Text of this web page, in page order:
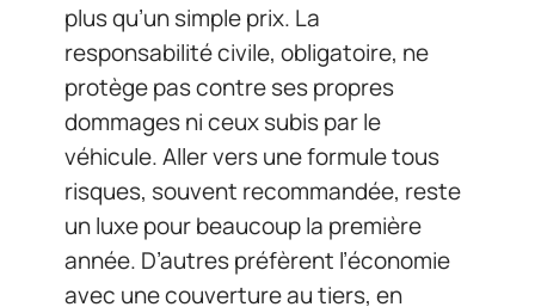
plus qu’un simple prix. La
responsabilité civile, obligatoire, ne
protège pas contre ses propres
dommages ni ceux subis par le
véhicule. Aller vers une formule tous
risques, souvent recommandée, reste
un luxe pour beaucoup la première
année. D’autres préfèrent l’économie
avec une couverture au tiers, en